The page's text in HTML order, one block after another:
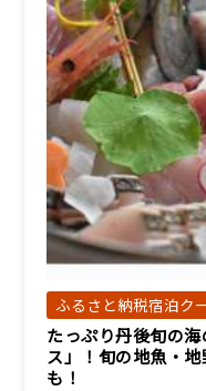
ふるさと納税宿泊ク
たっぷり丹後旬の
ス」！旬の地魚・
も！